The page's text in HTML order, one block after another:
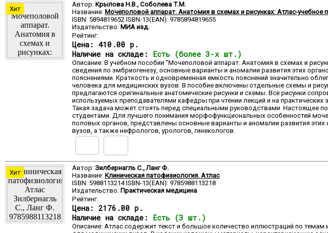
Хит
Автор: Крылова Н.В., Соболева Т.М.
Название: Мочеполовой аппарат. Анатомия в схемах и рисунках: Атлас-
ISBN: 5894819652 ISBN-13(EAN): 9785894819655
Издательство: МИА изд.
Рейтинг:
Цена: 410.00 р.
Наличие на складе: Есть (более 3-х шт.)
Описание: В учебном пособии "Мочеполовой аппарат. Анатомия в схемах и
сведения по эмбриогенезу, основные варианты и аномалии развития этих
пояснениями. Краткость и одновременная емкость пояснений значительно
человека для медицинских вузов. В пособие включены отдельные схемы и
предлагаются оригинальные анатомические рисунки и схемы. Все рисунки
используемых преподавателями кафедры при чтении лекций и на практических
Такая задача может стоять перед специальными руководствами. Настоящее
студентами. Для лучшего понимания морфофункциональных особенностей
половых органов, представлены основные варианты и аномалии развития
вузов, а также нефрологов, урологов, гинекологов.
Хит
Автор: Зилбернагль С., Ланг Ф.
Название: Клиническая патофизиология. Атлас
ISBN: 5988113214 ISBN-13(EAN): 9785988113218
Издательство: Практическая медицина
Рейтинг:
Цена: 2176.00 р.
Наличие на складе: Есть (3 шт.)
Описание: Атлас содержит текст и большое количество иллюстраций по